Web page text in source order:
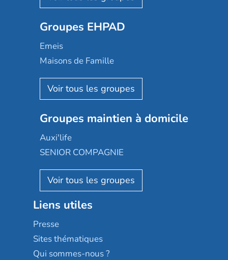
Mobicap
Domusvi
Happy Senior
Aquarelia
Nexity edenea
Les jardins d'Arcadie
Occitalia
Appartseniors
Reseda
Stella management
Les villages d'or
Sérénys
Résidences services Villa Médicis
Groupes EHPAD
Emeis
Maisons de Famille
Korian
Emera
Groupe SOS
Le Noble Âge
Almage
Résidalya
Groupe aplus
Groupes maintien à domicile
Auxi'life
SENIOR COMPAGNIE
AGE D'OR Services
Liens utiles
Presse
Sites thématiques
Qui sommes-nous ?